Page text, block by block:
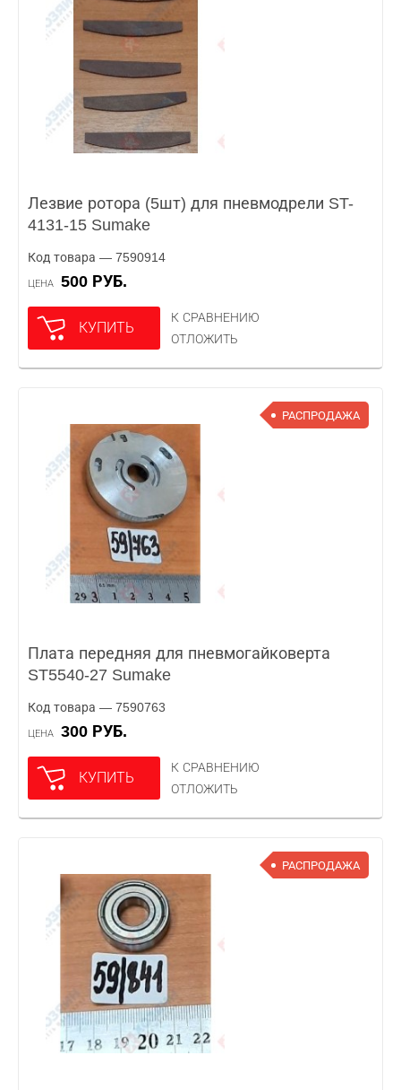
Лезвие ротора (5шт) для пневмодрели ST-
4131-15 Sumake
Код товара — 7590914
ЦЕНА 500 РУБ.
КУПИТЬ
К СРАВНЕНИЮ
ОТЛОЖИТЬ
РАСПРОДАЖА
Плата передняя для пневмогайковерта
ST5540-27 Sumake
Код товара — 7590763
ЦЕНА 300 РУБ.
КУПИТЬ
К СРАВНЕНИЮ
ОТЛОЖИТЬ
РАСПРОДАЖА